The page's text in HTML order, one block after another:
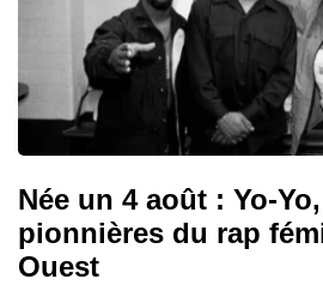
Née un 4 août : Yo-
pionnières du rap
Ouest